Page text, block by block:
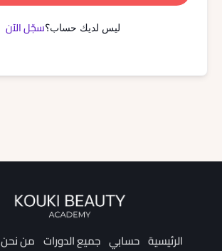
ليس لديك حساب؟سجّل الآن
الرئيسية حسابي جميع الدورات من نحن